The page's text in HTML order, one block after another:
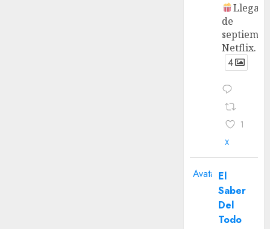
Llega
de
Netflix.
4
1
X
Avatar El
Saber
Del
Todo